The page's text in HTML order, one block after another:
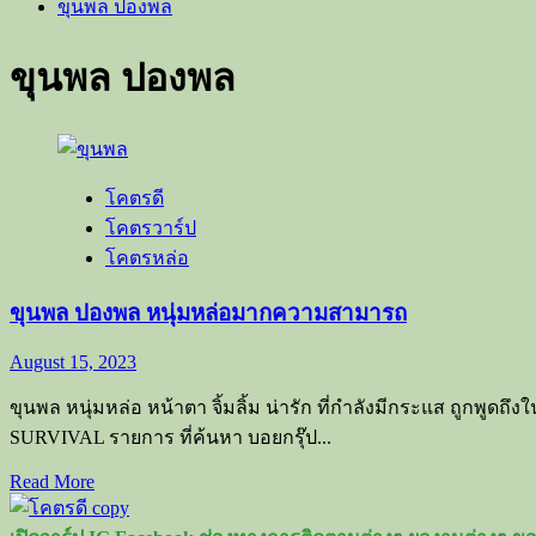
ขุนพล ปองพล
ขุนพล ปองพล
โคตรดี
โคตรวาร์ป
โคตรหล่อ
ขุนพล ปองพล หนุ่มหล่อมากความสามารถ
August 15, 2023
ขุนพล หนุ่มหล่อ หน้าตา จิ้มลิ้ม น่ารัก ที่กำลังมีกระแส ถูกพูดถึงใ
SURVIVAL รายการ ที่ค้นหา บอยกรุ๊ป...
Read MoreRead
more
about